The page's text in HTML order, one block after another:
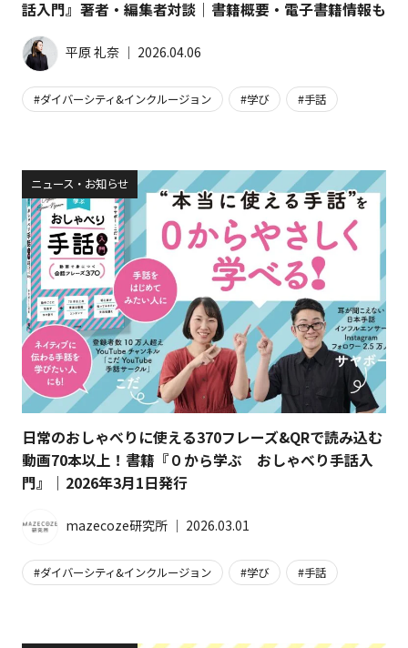
話入門』著者・編集者対談｜書籍概要・電子書籍情報も
平原 礼奈 │ 2026.04.06
ダイバーシティ&インクルージョン 学び 手話
日常のおしゃべりに使える370フレーズ&QRで読み込む
動画70本以上！書籍『０から学ぶ おしゃべり手話入
門』｜2026年3月1日発行
ニュース・お知らせ
mazecoze研究所 │ 2026.03.01
ダイバーシティ&インクルージョン 学び 手話